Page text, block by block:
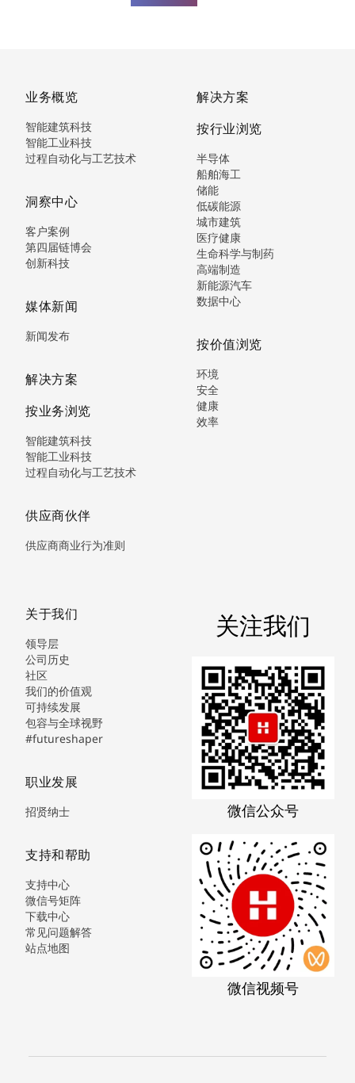
业务概览
智能建筑科技
智能工业科技
过程自动化与工艺技术
洞察中心
客户案例
第四届链博会
创新科技
媒体新闻
新闻发布
解决方案
按业务浏览
智能建筑科技
智能工业科技
过程自动化与工艺技术
供应商伙伴
供应商商业行为准则
解决方案
按行业浏览
半导体
船舶海工
储能
低碳能源
城市建筑
医疗健康
生命科学与制药
高端制造
新能源汽车
数据中心
按价值浏览
环境
安全
健康
效率
关于我们
领导层
公司历史
社区
我们的价值观
可持续发展
包容与全球视野
#futureshaper
职业发展
招贤纳士
支持和帮助
支持中心
微信号矩阵
下载中心
常见问题解答
站点地图
关注我们
微信公众号
微信视频号